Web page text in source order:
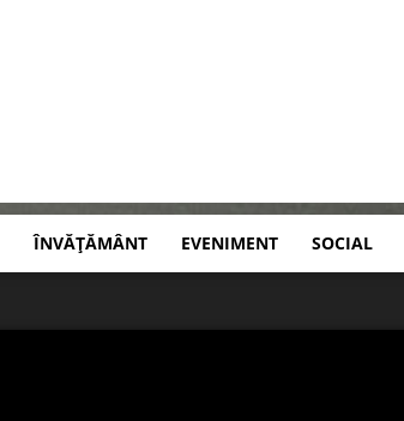
ÎNVĂȚĂMÂNT EVENIMENT SOCIAL